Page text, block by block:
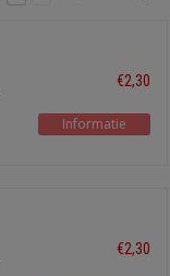
€2,30
Informatie
€2,30